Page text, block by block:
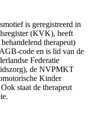
is geregistreerd in
(KVK), heeft
therapeut)
code en is lid van de
Federatie
de NVPMKT
Kinder
staat de therapeut